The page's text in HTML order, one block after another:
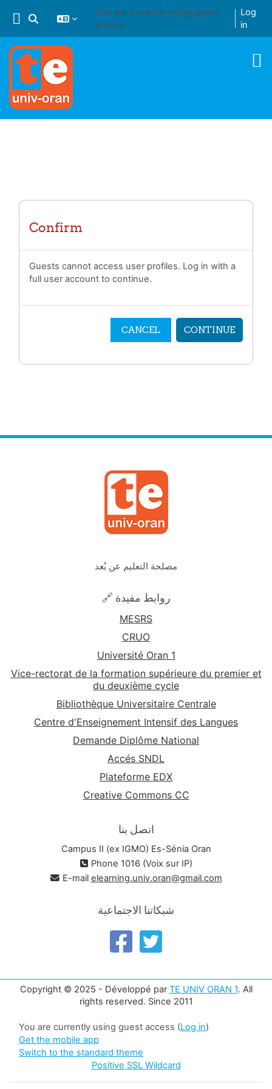
Toggle search input
You are currently using guest
access
Log
in
Confirm
Guests cannot access user profiles. Log in with a
full user account to continue.
CANCEL CONTINUE
مصلحة التعليم عن بُعد
🔗 روابط مفيدة
MESRS
CRUO
Université Oran 1
Vice-rectorat de la formation supérieure du premier et
du deuxième cycle
Bibliothèque Universitaire Centrale
Centre d'Enseignement Intensif des Langues
Demande Diplôme National
Accés SNDL
Plateforme EDX
Creative Commons CC
اتصل بنا
Campus II (ex IGMO) Es-Sénia Oran
Phone 1016 (Voix sur IP)
E-mail elearning.univ.oran@gmail.com
شبكاتنا الاجتماعية
Copyright © 2025 - Développé par TE UNIV ORAN 1. All
rights reserved. Since 2011
You are currently using guest access (Log in)
Get the mobile app
Switch to the standard theme
Positive SSL Wildcard